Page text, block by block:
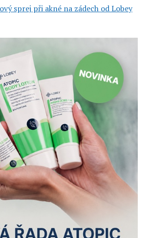
sprej při akné na zádech od Lobey